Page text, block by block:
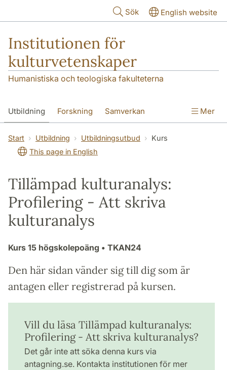
Sök English website
Institutionen för
kulturvetenskaper
Humanistiska och teologiska fakulteterna
Utbildning Forskning Samverkan
Om institutionen Kontakt
Mer
Start Utbildning Utbildningsutbud
Kurs
This page in English
Tillämpad kulturanalys:
Profilering - Att skriva
kulturanalys
Kurs 15 högskolepoäng • TKAN24
Den här sidan vänder sig till dig som är
antagen eller registrerad på kursen.
Vill du läsa Tillämpad kulturanalys:
Profilering - Att skriva kulturanalys?
Det går inte att söka denna kurs via
antagning.se. Kontakta institutionen för mer